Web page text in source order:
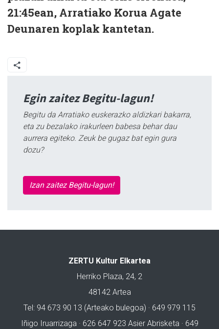
21:45ean, Arratiako Korua Agate
Deunaren koplak kantetan.
Egin zaitez Begitu-lagun!
Begitu da Arratiako euskerazko aldizkari bakarra,
eta zu bezalako irakurleen babesa behar dau
aurrera egiteko. Zeuk be gugaz bat egin gura
dozu?
Izan zaitez Begitu-lagun!
ZERTU Kultur Elkartea
Herriko Plaza, 24, 2
48142 Artea
Tel: 94 673 90 13 (Arteako bulegoa) · 649 979 115
Iñigo Iruarrizaga · 626 647 923 Asier Abrisketa · 649